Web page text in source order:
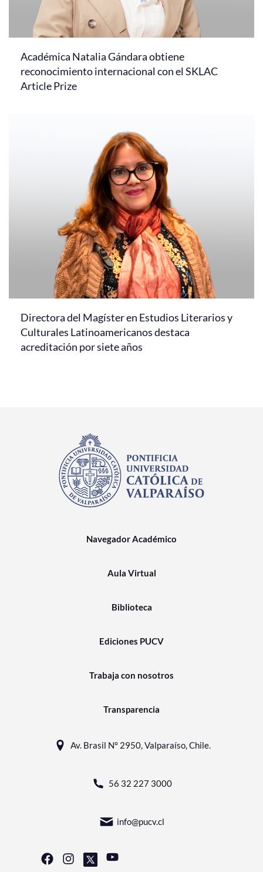
Académica Natalia Gándara obtiene
reconocimiento internacional con el SKLAC
Article Prize
Directora del Magíster en Estudios Literarios y
Culturales Latinoamericanos destaca
acreditación por siete años
Navegador Académico
Aula Virtual
Biblioteca
Ediciones PUCV
Trabaja con nosotros
Transparencia
Av. Brasil N° 2950, Valparaíso, Chile.
56 32 227 3000
info@pucv.cl